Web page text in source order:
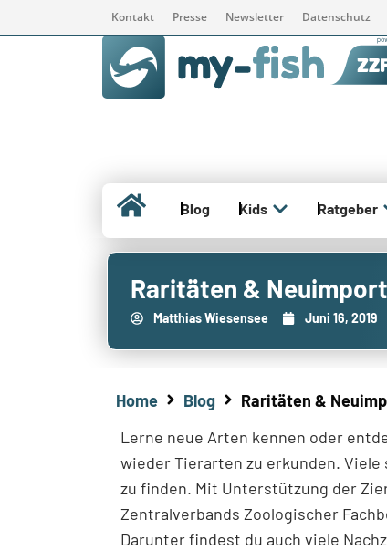
Kontakt Presse Newsletter Datenschutz
Blog Kids Ratgeber
Raritäten &
Matthias Wiesensee Juni 16, 2019
Home Blog
Raritäten &
Lerne neue Arten kennen oder
wieder Tierarten zu erkunden.
zu finden. Mit Unterstützung der
Zentralverbands Zoologischer
Darunter findest du auch viele